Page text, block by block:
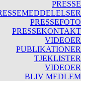
PRESSE
PRESSEFOTO
PRESSEKONTAKT
VIDEOER
PUBLIKATIONER
TJEKLISTER
VIDEOER
BLIV MEDLEM